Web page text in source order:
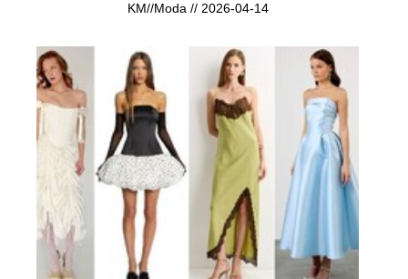
KM//Moda // 2026-04-14